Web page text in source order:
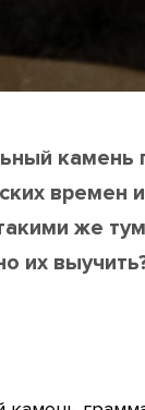
камень
времен
же
их